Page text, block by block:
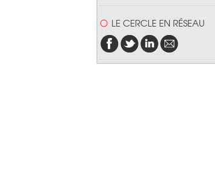
LE CERCLE EN RÉSEAU